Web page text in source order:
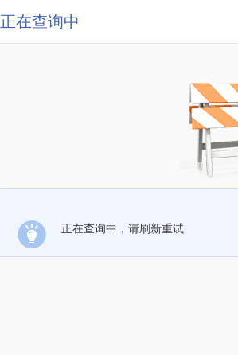
正在查询中
正在查询中，请刷新重试